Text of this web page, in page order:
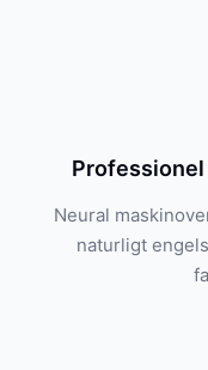
Neural
naturligt